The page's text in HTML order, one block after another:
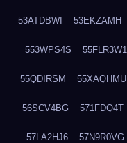
53ATDBWI 53EKZAMH
553WPS4S 55FLR3W1
55QDIRSM 55XAQHMU
56SCV4BG 571FDQ4T
57LA2HJ6 57N9R0VG